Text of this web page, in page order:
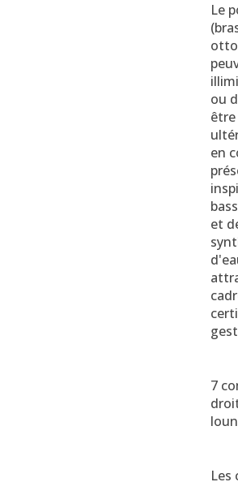
Le
ou
en
et
7
Les